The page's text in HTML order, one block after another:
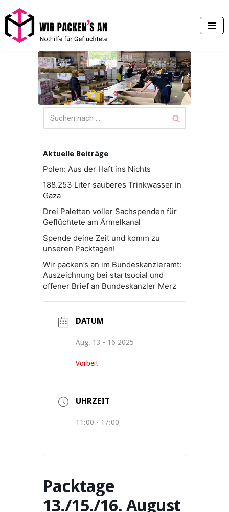
Zum
Inhalt
Aktuelle Beiträge
Polen: Aus der Haft ins Nichts
188.253 Liter sauberes Trinkwasser in
Gaza
Drei Paletten voller Sachspenden für
Geflüchtete am Ärmelkanal
Spende deine Zeit und komm zu
unseren Packtagen!
Wir packen’s an im Bundeskanzleramt:
Auszeichnung bei startsocial und
offener Brief an Bundeskanzler Merz
DATUM
Aug. 13 - 16 2025
Vorbei!
UHRZEIT
11:00 - 17:00
Packtage
13./15./16. August